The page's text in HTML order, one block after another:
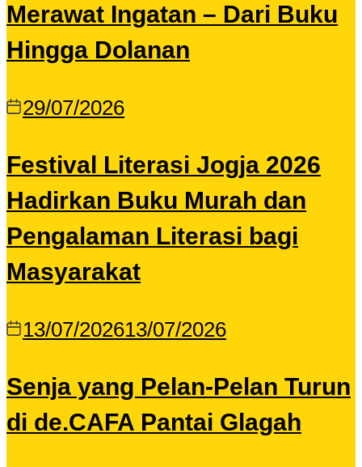
Merawat Ingatan – Dari Buku
Hingga Dolanan
29/07/2026
Festival Literasi Jogja 2026
Hadirkan Buku Murah dan
Pengalaman Literasi bagi
Masyarakat
13/07/202613/07/2026
Senja yang Pelan-Pelan Turun
di de.CAFA Pantai Glagah